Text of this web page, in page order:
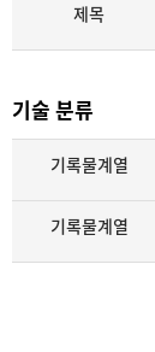
제목
기술 분류
기록물계열
기록물계열